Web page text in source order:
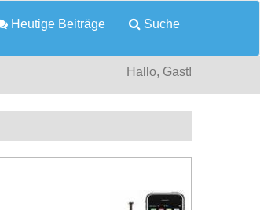
Heutige Beiträge Suche
Hallo, Gast!